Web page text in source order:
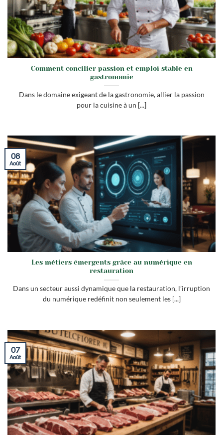
Comment concilier passion et emploi stable en
gastronomie
Dans le domaine exigeant de la gastronomie, allier la passion
pour la cuisine à un [...]
Les métiers émergents grâce au numérique en
restauration
Dans un secteur aussi dynamique que la restauration, l’irruption
du numérique redéfinit non seulement les [...]
08
Août
07
Août